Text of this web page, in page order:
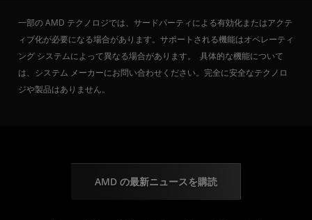
一部の AMD テクノロジでは、サードパーティによる有効化またはアクテ
ィブ化が必要になる場合があります。サポートされる機能はオペレーティ
ング システムによって異なる場合があります。 具体的な機能について
は、システム メーカーにお問い合わせください。完全に安全なテクノロ
ジや製品はありません。
AMD の最新ニュースを購読